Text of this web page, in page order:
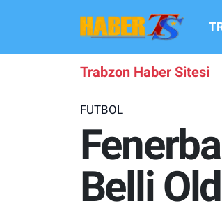
Trabzon Haber Sitesi
FUTBOL
Belli
TRABZONSPOR
TRANSFER HABERLERI
KULİS MEYDANI
Hava Durumu
Süper Lig Puan Durumu ve Fikstür
Tüm Manşetler
Son Dakika Haberleri